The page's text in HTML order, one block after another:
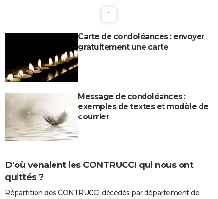
1
Carte de condoléances : envoyer
gratuitement une carte
Message de condoléances :
exemples de textes et modèle de
courrier
D'où venaient les CONTRUCCI qui nous ont
quittés ?
Répartition des CONTRUCCI décédés par département de